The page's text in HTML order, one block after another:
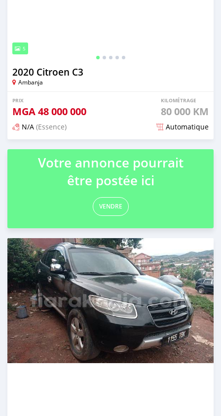
5
2020 Citroen C3
Ambanja
PRIX
MGA48 000 000
KILOMÉTRAGE
80 000 KM
N/A (Essence) Automatique
Publié il y a plus de 2 ans
Votre annonce pourrait
être postée ici
VENDRE